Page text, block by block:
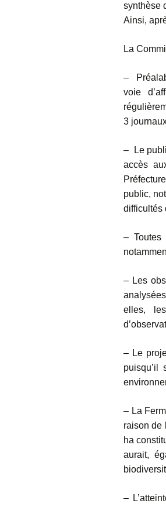
synthèse
Ainsi,
La
–
voie
3
– Le
accès
public,
difficultés
– Toutes
– Les
elles,
– Le
puisqu’il
– La
raison de
ha
aurait,
–